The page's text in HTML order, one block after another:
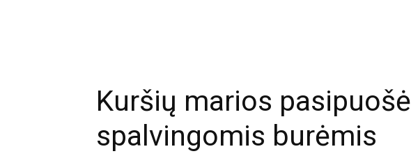
Kuršių marios pasipuošė
spalvingomis burėmis